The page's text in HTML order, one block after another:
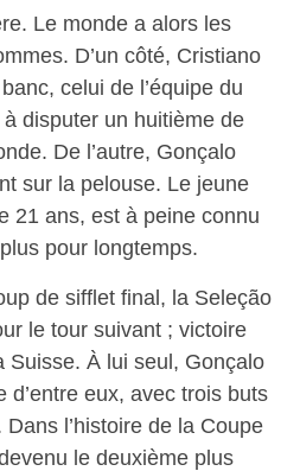
Le monde a alors les
D’un côté, Cristiano
celui de l’équipe du
disputer un huitième de
De l’autre, Gonçalo
sur la pelouse. Le jeune
21 ans, est à peine connu
pour longtemps.
de sifflet final, la Seleção
le tour suivant ; victoire
Suisse. À lui seul, Gonçalo
d’entre eux, avec trois buts
l’histoire de la Coupe
le deuxième plus